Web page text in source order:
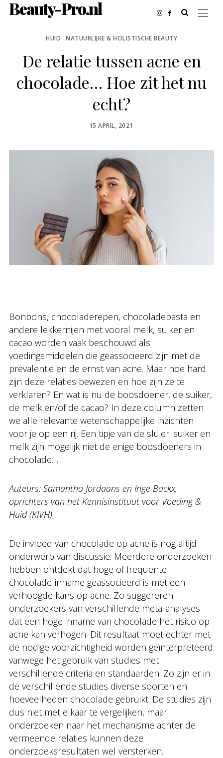
Beauty-Pro.nl
HUID NATUURLIJKE & HOLISTISCHE BEAUTY
De relatie tussen acne en
chocolade… Hoe zit het nu
echt?
POSTED
15 APRIL, 2021
Bonbons, chocoladerepen, chocoladepasta en
andere lekkernijen met vooral melk, suiker en
cacao worden vaak beschouwd als
voedingsmiddelen die geassocieerd zijn met de
prevalentie en de ernst van acne. Maar hoe hard
zijn deze relaties bewezen en hoe zijn ze te
verklaren? En wat is nu de boosdoener, de suiker,
de melk en/of de cacao? In deze column zetten
we alle relevante wetenschappelijke inzichten
voor je op een rij. Een tipje van de sluier: suiker en
melk zijn mogelijk niet de enige boosdoeners in
chocolade…
Auteurs: Samantha Jordaans en Inge Backx,
oprichters van het Kennisinstituut voor Voeding &
Huid (KIVH)
De invloed van chocolade op acne is nog altijd
onderwerp van discussie. Meerdere onderzoeken
hebben ontdekt dat hoge of frequente
chocolade-inname geassocieerd is met een
verhoogde kans op acne. Zo suggereren
onderzoekers van verschillende meta-analyses
dat een hoge inname van chocolade het risico op
acne kan verhogen. Dit resultaat moet echter met
de nodige voorzichtigheid worden geïnterpreteerd
vanwege het gebruik van studies met
verschillende criteria en standaarden. Zo zijn er in
de verschillende studies diverse soorten en
hoeveelheden chocolade gebruikt. De studies zijn
dus niet met elkaar te vergelijken, maar
onderzoeken naar het mechanisme achter de
vermeende relaties kunnen deze
onderzoeksresultaten wel versterken.